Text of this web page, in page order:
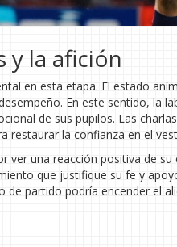
y la afición
en esta etapa. El estado
En este sentido, la
de sus pupilos. Las
restaurar la confianza en el
ver una reacción positiva de
que justifique su fe y
partido podría encender el